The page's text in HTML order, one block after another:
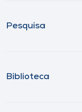
Pesquisa
Biblioteca